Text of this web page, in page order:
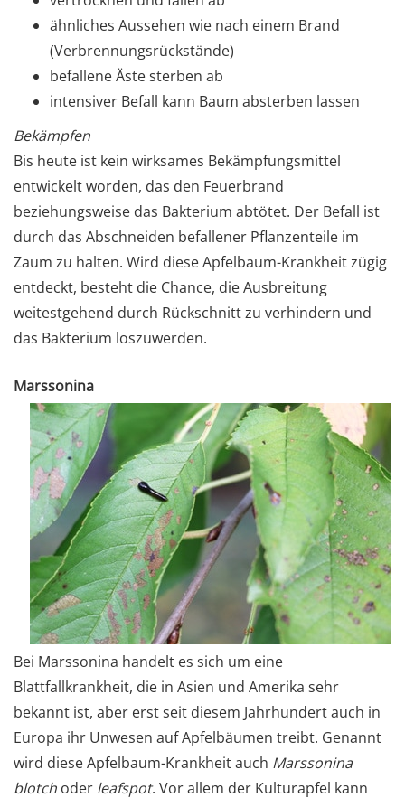
ähnliches Aussehen wie nach einem Brand
(Verbrennungsrückstände)
befallene Äste sterben ab
intensiver Befall kann Baum absterben lassen
Bekämpfen
Bis heute ist kein wirksames Bekämpfungsmittel
entwickelt worden, das den Feuerbrand
beziehungsweise das Bakterium abtötet. Der Befall ist
durch das Abschneiden befallener Pflanzenteile im
Zaum zu halten. Wird diese Apfelbaum-Krankheit zügig
entdeckt, besteht die Chance, die Ausbreitung
weitestgehend durch Rückschnitt zu verhindern und
das Bakterium loszuwerden.
Marssonina
Bei Marssonina handelt es sich um eine
Blattfallkrankheit, die in Asien und Amerika sehr
bekannt ist, aber erst seit diesem Jahrhundert auch in
Europa ihr Unwesen auf Apfelbäumen treibt. Genannt
wird diese Apfelbaum-Krankheit auch Marssonina
blotch oder leafspot. Vor allem der Kulturapfel kann